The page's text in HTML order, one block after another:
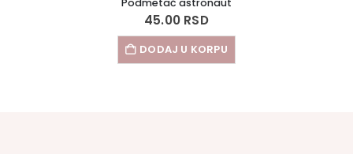
45.00 RSD
DODAJ U KORPU